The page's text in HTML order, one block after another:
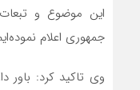
این موضوع و
جمهوری اعلام
وی تاکید کرد: باور